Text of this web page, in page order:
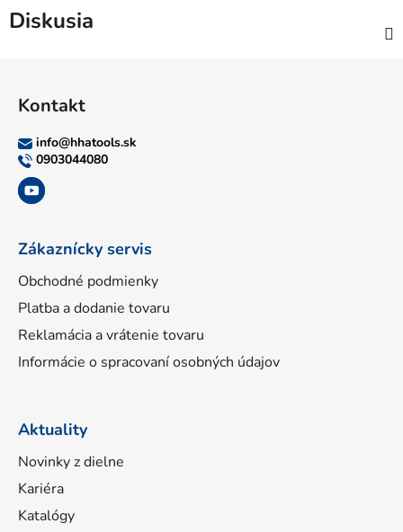
Diskusia
Kontakt
info@hhatools.sk
0903044080
Zákaznícky servis
Obchodné podmienky
Platba a dodanie tovaru
Reklamácia a vrátenie tovaru
Informácie o spracovaní osobných údajov
Aktuality
Novinky z dielne
Kariéra
Katalógy